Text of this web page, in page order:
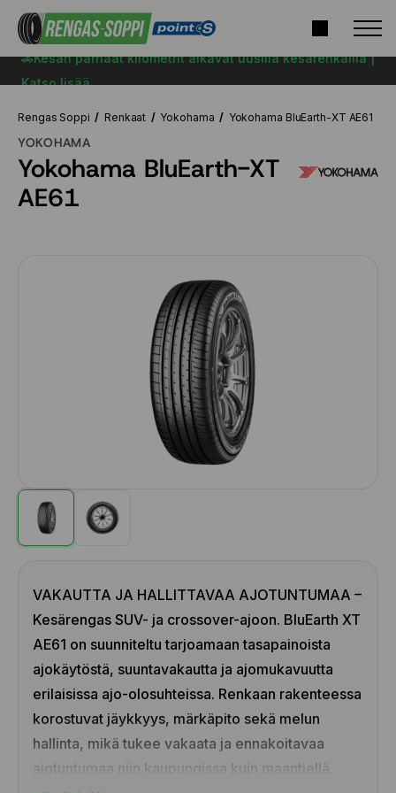
🚗Kesän parhaat kilometrit alkavat uusilla kesärenkailla |
Katso lisää
Rengas Soppi Renkaat Yokohama Yokohama BluEarth-XT AE61
YOKOHAMA
Yokohama BluEarth-XT
AE61
VAKAUTTA JA HALLITTAVAA AJOTUNTUMAA –
Kesärengas SUV- ja crossover-ajoon. BluEarth XT
AE61 on suunniteltu tarjoamaan tasapainoista
ajokäytöstä, suuntavakautta ja ajomukavuutta
erilaisissa ajo-olosuhteissa. Renkaan rakenteessa
korostuvat jäykkyys, märkäpito sekä melun
hallinta, mikä tukee vakaata ja ennakoitavaa
ajotuntumaa niin kaupungissa kuin maantiellä.